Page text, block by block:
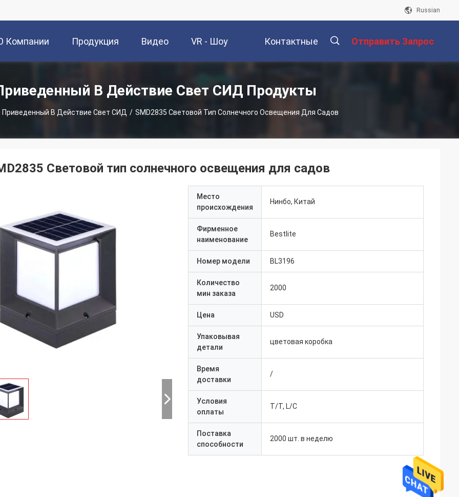
Russian
Компании Продукция Видео VR - Шоу Контактные Отправить Запрос
В Действие Свет СИД Продукты
Приведенный В Действие Свет СИД / SMD2835 Световой Тип Солнечного Освещения Для Садов
Световой тип солнечного освещения для садов
Место
происхождения
Нинбо, Китай
Фирменное
наименование
Bestlite
Номер модели BL3196
Количество
мин заказа
2000
Цена USD
Упаковывая
детали
цветовая коробка
Время
доставки
/
Условия
оплаты
T/T, L/C
Поставка
способности
2000 шт. в неделю